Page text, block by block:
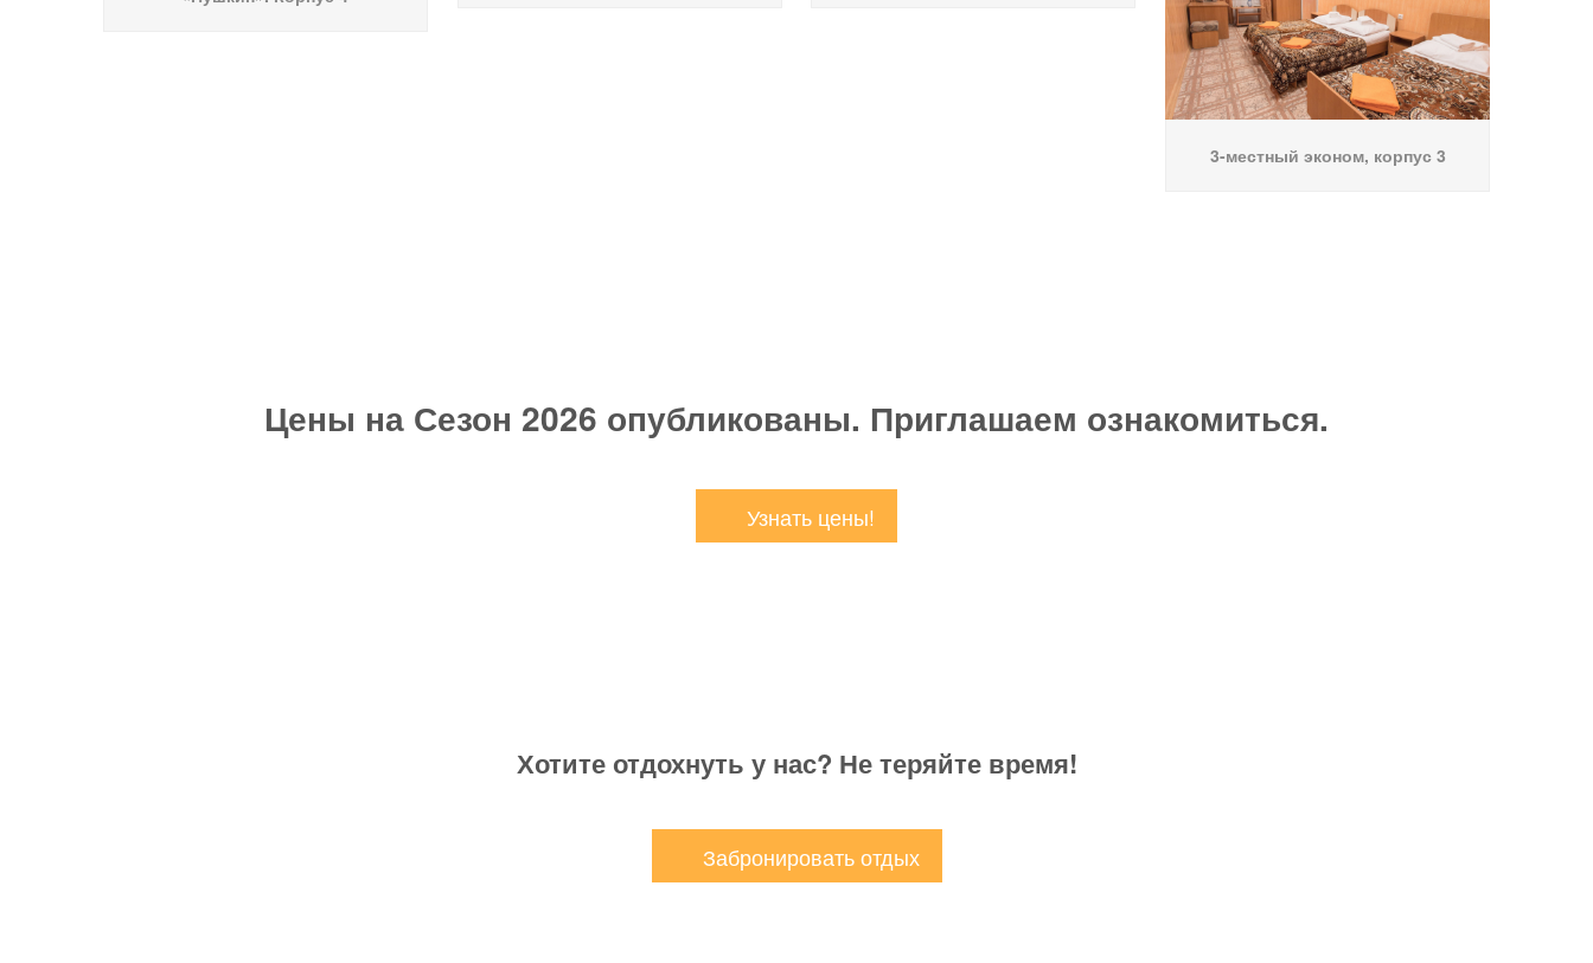
3-местный эконом, корпус 3
Цены на Сезон 2026 опубликованы. Приглашаем ознакомиться.
Узнать цены!
Хотите отдохнуть у нас? Не теряйте время!
Забронировать отдых